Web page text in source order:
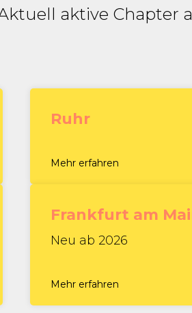
aktive Chapter
Ruhr
Mehr erfahren
Frankfurt am
Neu ab 2026
Mehr erfahren